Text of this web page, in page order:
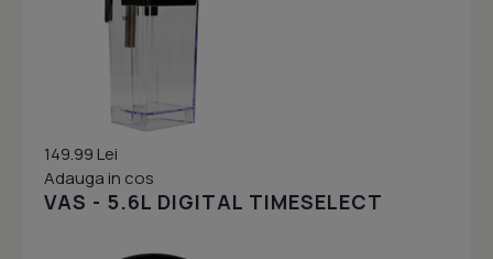
149.99 Lei
Adauga in cos
VAS - 5.6L DIGITAL TIMESELECT